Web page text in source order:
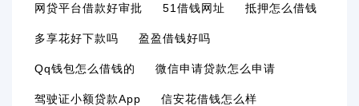
网贷平台借款好审批 51借钱网址 抵押怎么借钱
多享花好下款吗 盈盈借钱好吗
Qq钱包怎么借钱的 微信申请贷款怎么申请
驾驶证小额贷款app 信安花借钱怎么样